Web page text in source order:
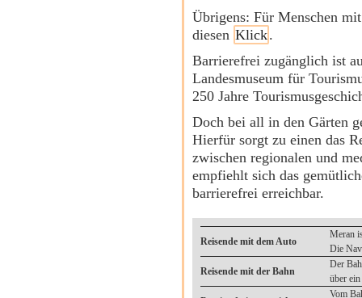
Übrigens: Für Menschen
diesen Klick.
Barrierefrei zugänglich ist
Landesmuseum für
250 Jahre
Doch bei all in den Gärten
Hierfür sorgt zu einen das
zwischen regionalen und
empfiehlt sich das
barrierefrei erreichbar.
Reisende mit dem Auto
Meran
Die
Reisende mit der Bahn
Der
über
Vom